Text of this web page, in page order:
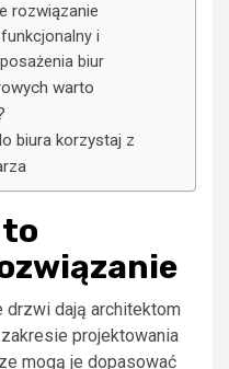
rozwiązanie
i
biur
warto
biura korzystaj z
drzwi dają architektom
projektowania
mogą je dopasować